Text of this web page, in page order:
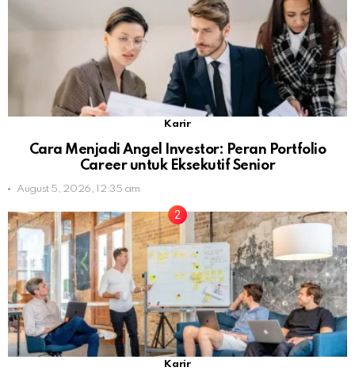
Karir
Cara Menjadi Angel Investor: Peran Portfolio
Career untuk Eksekutif Senior
August 5, 2026, 12:35 am
Karir